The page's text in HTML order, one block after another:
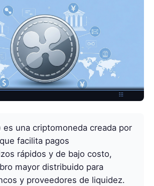
es una criptomoneda creada por
facilita pagos
rápidos y de bajo costo,
mayor distribuido para
y proveedores de liquidez.